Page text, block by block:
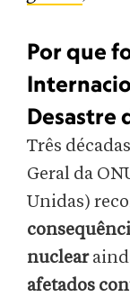
Por que
Desastre
Três
Geral da
Unidas)
nuclear
afetados